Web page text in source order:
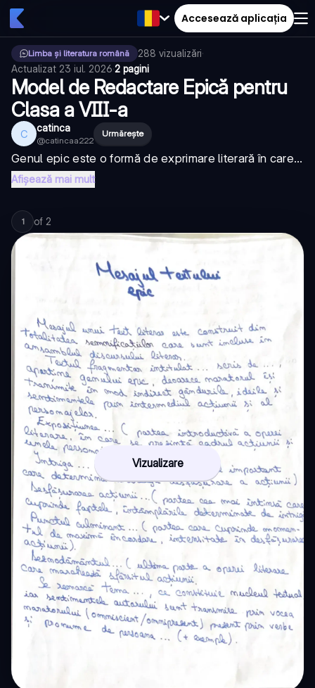
Accesează aplicația
Limba și literatura română 288 vizualizări·
Actualizat 23 iul. 2026·2 pagini
Model de Redactare Epică pentru
Clasa a VIII-a
C catinca
@catincaa222
Urmărește
Genul epic este o formă de exprimare literară în care...
Afișează mai mult
1 of 2
Vizualizare